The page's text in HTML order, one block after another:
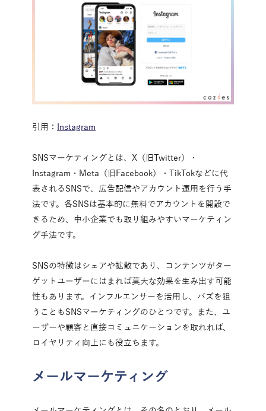
引用： Instagram
SNSマーケティングとは、X（旧Twitter）・
Instagram・Meta（旧Facebook）・TikTokなどに代
表されるSNSで、広告配信やアカウント運用を行う手
法です。各SNSは基本的に無料でアカウントを開設で
きるため、中小企業でも取り組みやすいマーケティン
グ手法です。
SNSの特徴はシェアや拡散であり、コンテンツがター
ゲットユーザーにはまれば莫大な効果を生み出す可能
性もあります。インフルエンサーを活用し、バズを狙
うこともSNSマーケティングのひとつです。また、ユ
ーザーや顧客と直接コミュニケーションを取れれば、
ロイヤリティ向上にも役立ちます。
メールマーケティング